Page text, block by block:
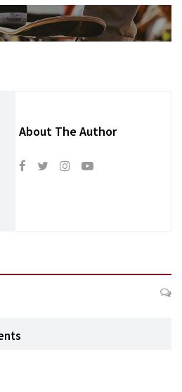
About The Author